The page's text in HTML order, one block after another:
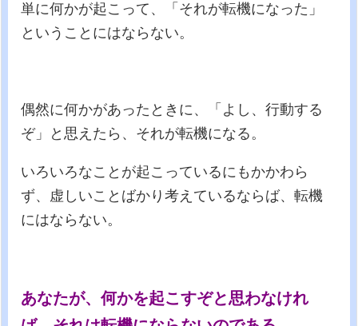
単に何かが起こって、「それが転機になった」
ということにはならない。
偶然に何かがあったときに、「よし、行動する
ぞ」と思えたら、それが転機になる。
いろいろなことが起こっているにもかかわら
ず、虚しいことばかり考えているならば、転機
にはならない。
あなたが、何かを起こすぞと思わなけれ